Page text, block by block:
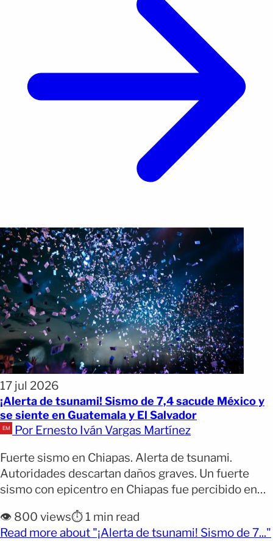
17 jul 2026
¡Alerta de tsunami! Sismo de 7,4 sacude México y
se siente en Guatemala y El Salvador
Por Ernesto Iván Vargas Martínez
Fuerte sismo en Chiapas. Alerta de tsunami.
Autoridades descartan daños graves. Un fuerte
sismo con epicentro en Chiapas fue percibido en
autoridades de México y El Salvador descartaron
afectaciones graves. Un sismo de magnitud
👁️ 800 views⏱️ 1 min read
Read more about "¡Alerta de tsunami! Sismo de 7..."